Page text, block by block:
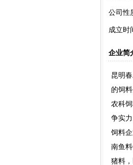
公司性
成立时
企业简
昆明
的饲
农科
争实
饲料
南鱼
猪料